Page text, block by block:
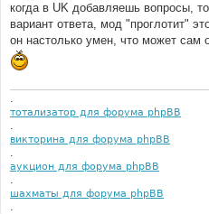
когда в UK добавляешь вопросы,
вариант ответа, мод "проглотит"
он настолько умен, что может сам
.
тотализатор для форума phpBB
.
викторина для форума phpBB
.
аукцион для форума phpBB
.
шахматы для форума phpBB
.